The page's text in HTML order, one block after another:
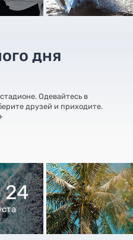
дня
Одевайтесь в
друзей и приходите.
24